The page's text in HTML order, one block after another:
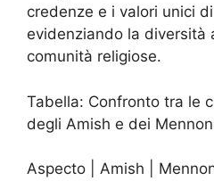
credenze e i valori unici
evidenziando la diversità
comunità religiose.
Tabella: Confronto tra le
degli Amish e dei
Aspecto | Amish |